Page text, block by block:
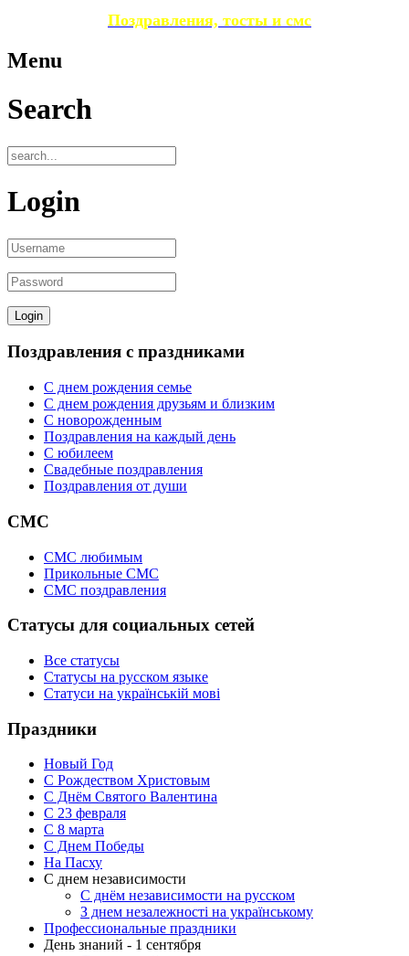
Поздравления, тосты и смс
Menu
Search
Login
Поздравления с праздниками
С днем рождения семье
С днем рождения друзьям и близким
C новорожденным
Поздравления на каждый день
С юбилеем
Свадебные поздравления
Поздравления от души
СМС
СМС любимым
Прикольные СМС
СМС поздравления
Статусы для социальных сетей
Все статусы
Статусы на русском языке
Статуси на українській мові
Праздники
Новый Год
С Рождеством Христовым
С Днём Святого Валентина
С 23 февраля
C 8 марта
С Днем Победы
На Пасху
С днем независимости
С днём независимости на русском
З днем незалежності на українському
Профессиональные праздники
День знаний - 1 сентября